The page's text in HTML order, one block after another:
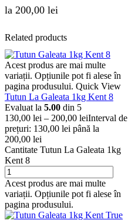
la 200,00 lei
Related products
Acest produs are mai multe
variații. Opțiunile pot fi alese în
pagina produsului. Quick View
Tutun La Galeata 1kg Kent 8
Evaluat la 5.00 din 5
130,00 lei – 200,00 leiInterval de
prețuri: 130,00 lei până la
200,00 lei
Cantitate Tutun La Galeata 1kg
Kent 8
Acest produs are mai multe
variații. Opțiunile pot fi alese în
pagina produsului.